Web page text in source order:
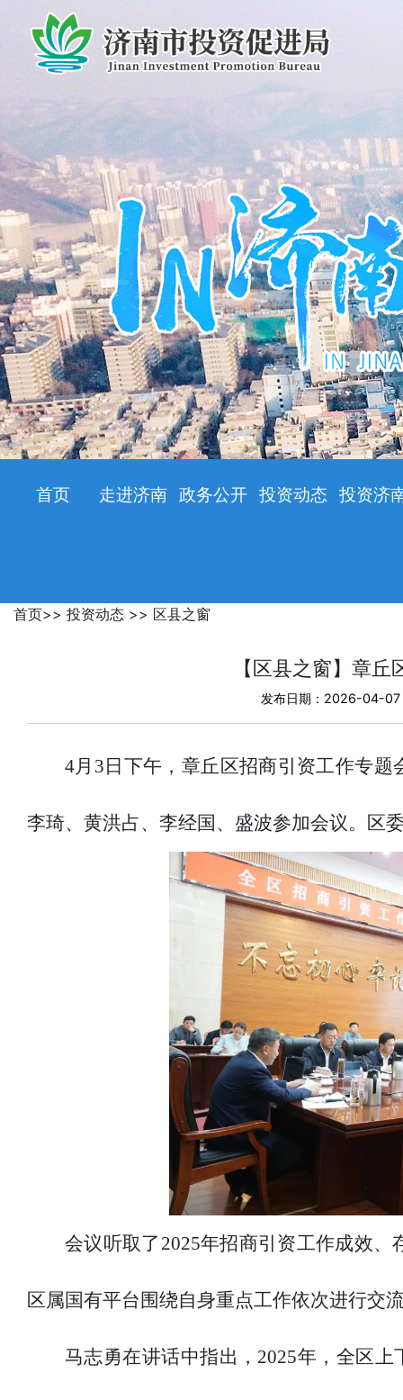
首页 走进济南 政务公开 投资动态 投资济
首页>> 投资动态 >> 区县之窗
【区县之窗】章
发布日期：2026-04-07
4月3日下午，章丘区招商引资工作专
李琦、黄洪占、李经国、盛波参加会议。区
会议听取了2025年招商引资工作成效
区属国有平台围绕自身重点工作依次进行交
马志勇在讲话中指出，2025年，全区